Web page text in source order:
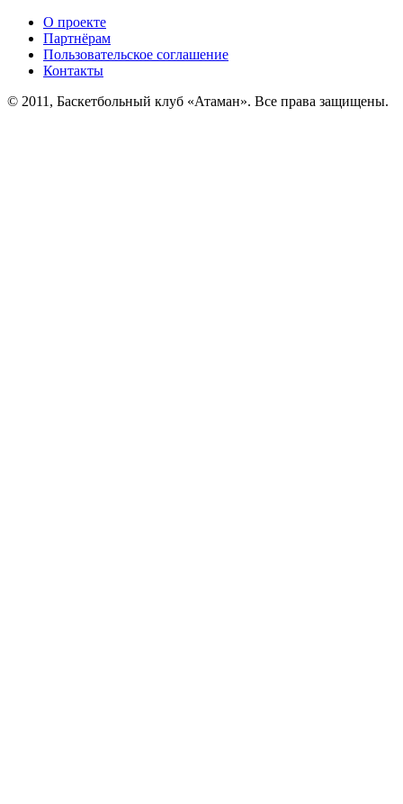
О проекте
Партнёрам
Пользовательское соглашение
Контакты
© 2011, Баскетбольный клуб «Атаман». Все права защищены.